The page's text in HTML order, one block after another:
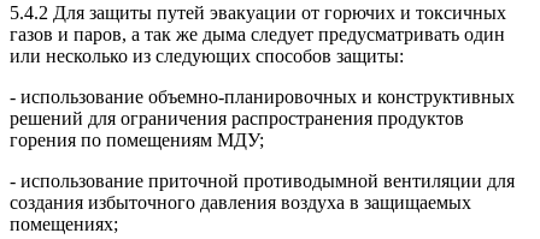
5.4.2 Для защиты путей эвакуации от горючих и токсичных
газов и паров, а так же дыма следует предусматривать один
или несколько из следующих способов защиты:
- использование объемно-планировочных и конструктивных
решений для ограничения распространения продуктов
горения по помещениям МДУ;
- использование приточной противодымной вентиляции для
создания избыточного давления воздуха в защищаемых
помещениях;